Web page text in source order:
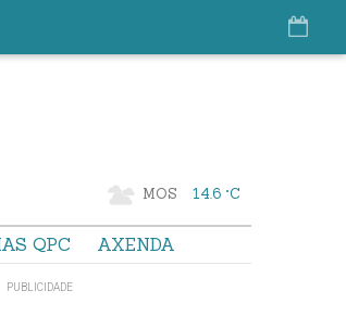
MOS 14.6 °C
QPC AXENDA